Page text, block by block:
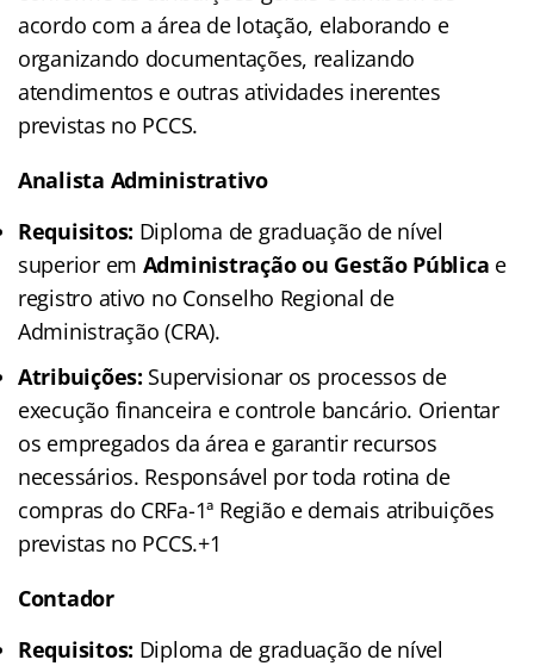
acordo com a área de lotação, elaborando e
organizando documentações, realizando
atendimentos e outras atividades inerentes
previstas no PCCS.
Analista Administrativo
Requisitos: Diploma de graduação de nível
superior em Administração ou Gestão Pública e
registro ativo no Conselho Regional de
Administração (CRA).
Atribuições: Supervisionar os processos de
execução financeira e controle bancário. Orientar
os empregados da área e garantir recursos
necessários. Responsável por toda rotina de
compras do CRFa-1ª Região e demais atribuições
previstas no PCCS.+1
Contador
Requisitos: Diploma de graduação de nível